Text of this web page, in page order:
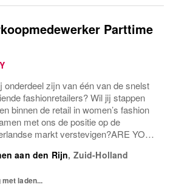
Parttime
onderdeel zijn van één van de snelst
fashionretailers? Wil jij stappen
binnen de retail in women’s fashion
met ons de positie op de
markt verstevigen?ARE YOU
in Alphen a/d Rijn zijn we op zoek naar
aan den Rijn, Zuid-Holland
met laden...